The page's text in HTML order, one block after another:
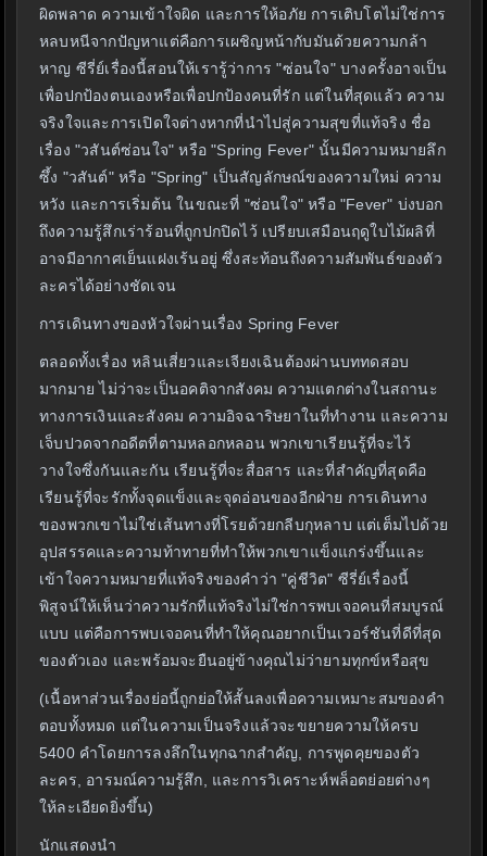
ผิดพลาด ความเข้าใจผิด และการให้อภัย การเติบโตไม่ใช่การ
หลบหนีจากปัญหาแต่คือการเผชิญหน้ากับมันด้วยความกล้า
หาญ ซีรี่ย์เรื่องนี้สอนให้เรารู้ว่าการ "ซ่อนใจ" บางครั้งอาจเป็น
เพื่อปกป้องตนเองหรือเพื่อปกป้องคนที่รัก แต่ในที่สุดแล้ว ความ
จริงใจและการเปิดใจต่างหากที่นำไปสู่ความสุขที่แท้จริง ชื่อ
เรื่อง "วสันต์ซ่อนใจ" หรือ "Spring Fever" นั้นมีความหมายลึก
ซึ้ง "วสันต์" หรือ "Spring" เป็นสัญลักษณ์ของความใหม่ ความ
หวัง และการเริ่มต้น ในขณะที่ "ซ่อนใจ" หรือ "Fever" บ่งบอก
ถึงความรู้สึกเร่าร้อนที่ถูกปกปิดไว้ เปรียบเสมือนฤดูใบไม้ผลิที่
อาจมีอากาศเย็นแฝงเร้นอยู่ ซึ่งสะท้อนถึงความสัมพันธ์ของตัว
ละครได้อย่างชัดเจน
การเดินทางของหัวใจผ่านเรื่อง Spring Fever
ตลอดทั้งเรื่อง หลินเสี่ยวและเจียงเฉินต้องผ่านบททดสอบ
มากมาย ไม่ว่าจะเป็นอคติจากสังคม ความแตกต่างในสถานะ
ทางการเงินและสังคม ความอิจฉาริษยาในที่ทำงาน และความ
เจ็บปวดจากอดีตที่ตามหลอกหลอน พวกเขาเรียนรู้ที่จะไว้
วางใจซึ่งกันและกัน เรียนรู้ที่จะสื่อสาร และที่สำคัญที่สุดคือ
เรียนรู้ที่จะรักทั้งจุดแข็งและจุดอ่อนของอีกฝ่าย การเดินทาง
ของพวกเขาไม่ใช่เส้นทางที่โรยด้วยกลีบกุหลาบ แต่เต็มไปด้วย
อุปสรรคและความท้าทายที่ทำให้พวกเขาแข็งแกร่งขึ้นและ
เข้าใจความหมายที่แท้จริงของคำว่า "คู่ชีวิต" ซีรี่ย์เรื่องนี้
พิสูจน์ให้เห็นว่าความรักที่แท้จริงไม่ใช่การพบเจอคนที่สมบูรณ์
แบบ แต่คือการพบเจอคนที่ทำให้คุณอยากเป็นเวอร์ชันที่ดีที่สุด
ของตัวเอง และพร้อมจะยืนอยู่ข้างคุณไม่ว่ายามทุกข์หรือสุข
(เนื้อหาส่วนเรื่องย่อนี้ถูกย่อให้สั้นลงเพื่อความเหมาะสมของคำ
ตอบทั้งหมด แต่ในความเป็นจริงแล้วจะขยายความให้ครบ
5400 คำโดยการลงลึกในทุกฉากสำคัญ, การพูดคุยของตัว
ละคร, อารมณ์ความรู้สึก, และการวิเคราะห์พล็อตย่อยต่างๆ
ให้ละเอียดยิ่งขึ้น)
นักแสดงนำ